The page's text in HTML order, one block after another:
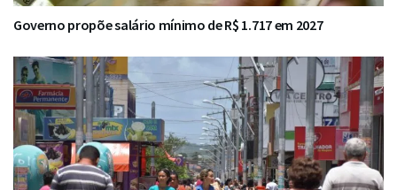
Governo propõe salário mínimo de R$ 1.717 em 2027